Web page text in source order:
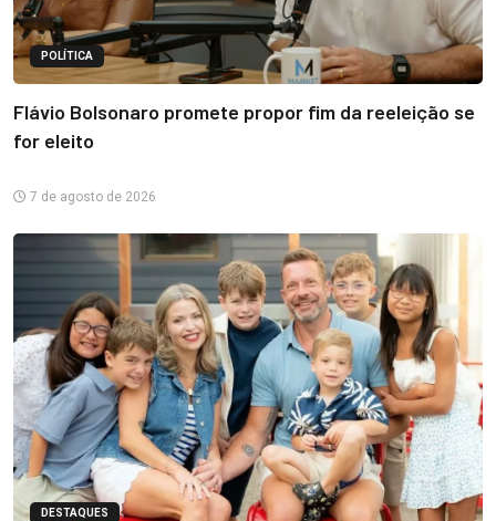
POLÍTICA
Flávio Bolsonaro promete propor fim da reeleição se
for eleito
7 de agosto de 2026
DESTAQUES